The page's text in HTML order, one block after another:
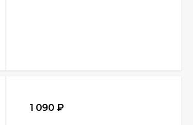
1 090 ₽